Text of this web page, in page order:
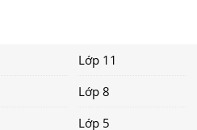
Lớp 11
Lớp 8
Lớp 5